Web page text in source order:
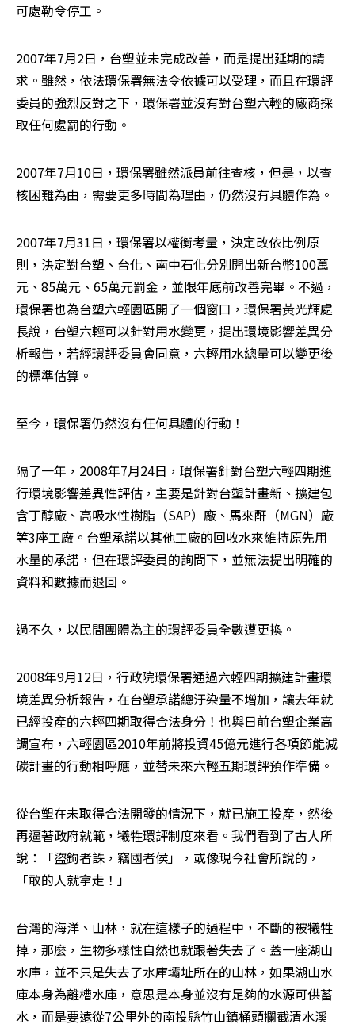
可處勒令停工。
2007年7月2日，台塑並未完成改善，而是提出延期的請
求。雖然，依法環保署無法令依據可以受理，而且在環評
委員的強烈反對之下，環保署並沒有對台塑六輕的廠商採
取任何處罰的行動。
2007年7月10日，環保署雖然派員前往查核，但是，以查
核困難為由，需要更多時間為理由，仍然沒有具體作為。
2007年7月31日，環保署以權衡考量，決定改依比例原
則，決定對台塑、台化、南中石化分別開出新台幣100萬
元、85萬元、65萬元罰金，並限年底前改善完畢。不過，
環保署也為台塑六輕園區開了一個窗口，環保署黃光輝處
長說，台塑六輕可以針對用水變更，提出環境影響差異分
析報告，若經環評委員會同意，六輕用水總量可以變更後
的標準估算。
至今，環保署仍然沒有任何具體的行動！
隔了一年，2008年7月24日，環保署針對台塑六輕四期進
行環境影響差異性評估，主要是針對台塑計畫新、擴建包
含丁醇廠、高吸水性樹脂（SAP）廠、馬來酐（MGN）廠
等3座工廠。台塑承諾以其他工廠的回收水來維持原先用
水量的承諾，但在環評委員的詢問下，並無法提出明確的
資料和數據而退回。
過不久，以民間團體為主的環評委員全數遭更換。
2008年9月12日，行政院環保署通過六輕四期擴建計畫環
境差異分析報告，在台塑承諾總汙染量不增加，讓去年就
已經投產的六輕四期取得合法身分！也與日前台塑企業高
調宣布，六輕園區2010年前將投資45億元進行各項節能減
碳計畫的行動相呼應，並替未來六輕五期環評預作準備。
從台塑在未取得合法開發的情況下，就已施工投產，然後
再逼著政府就範，犧牲環評制度來看。我們看到了古人所
說：「盜鉤者誅，竊國者侯」，或像現今社會所說的，
「敢的人就拿走！」
台灣的海洋、山林，就在這樣子的過程中，不斷的被犧牲
掉，那麼，生物多樣性自然也就跟著失去了。蓋一座湖山
水庫，並不只是失去了水庫壩址所在的山林，如果湖山水
庫本身為離槽水庫，意思是本身並沒有足夠的水源可供蓄
水，而是要遠從7公里外的南投縣竹山鎮桶頭攔截清水溪